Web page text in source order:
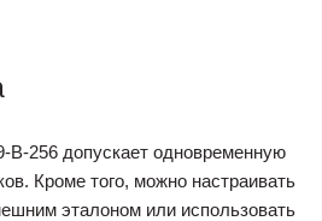
B-256 допускает одновременную
Кроме того, можно настраивать
эталоном или использовать